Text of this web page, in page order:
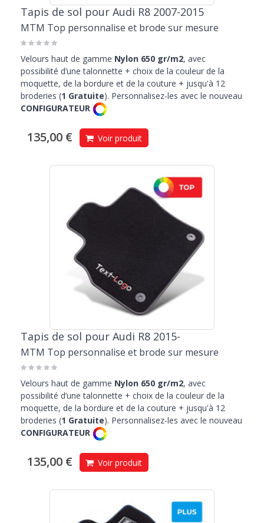
Tapis de sol pour Audi R8 2007-2015
MTM Top personnalise et brode sur mesure
Velours haut de gamme Nylon 650 gr/m2, avec
possibilité d’une talonnette + choix de la couleur de la
moquette, de la bordure et de la couture + jusqu'à 12
broderies (1 Gratuite). Personnalisez-les avec le nouveau
CONFIGURATEUR
135,00 € Voir produit
Tapis de sol pour Audi R8 2015-
MTM Top personnalise et brode sur mesure
Velours haut de gamme Nylon 650 gr/m2, avec
possibilité d’une talonnette + choix de la couleur de la
moquette, de la bordure et de la couture + jusqu'à 12
broderies (1 Gratuite). Personnalisez-les avec le nouveau
CONFIGURATEUR
135,00 € Voir produit